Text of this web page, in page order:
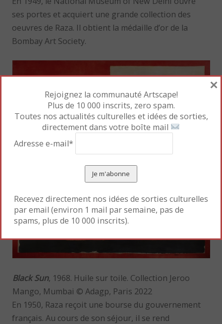
ses portes et acquiert une grande collection des
oeuvres de Raza. Il obtient la médaille d’or de la
Bombay Art Society.
Black Sun, 1968. Huile sur toile. Collection Jeroo
Mango, Mumbai © Adagp, Paris 2022
En 1950, Raza reçoit une bourse du gouvernement
français. Au cours de son séjour, il se rend
Rejoignez la communauté Artscape!
Plus de 10 000 inscrits, zero spam.
Toutes nos actualités culturelles et idées de sorties,
directement dans votre boîte mail
Adresse e-mail*
Recevez directement nos idées de sorties culturelles
par email (environ 1 mail par semaine, pas de
spams, plus de 10 000 inscrits).
×